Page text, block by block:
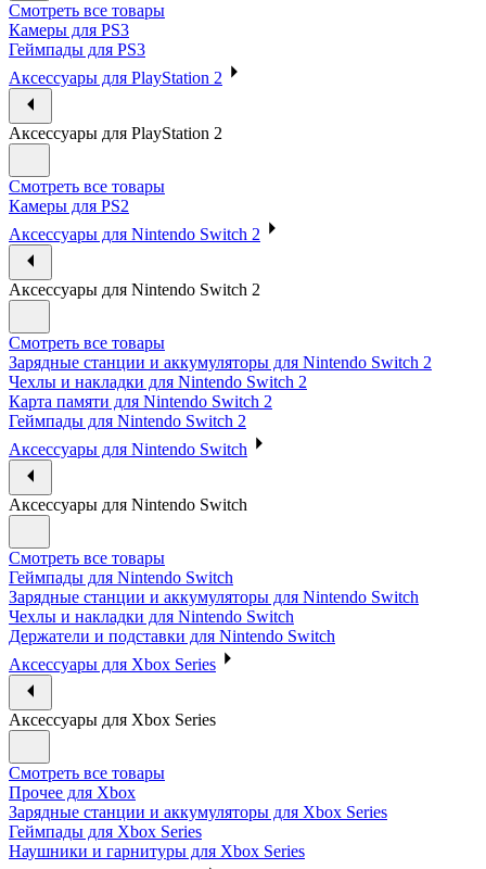
Смотреть все товары
Камеры для PS3
Геймпады для PS3
Аксессуары для PlayStation 2
Аксессуары для PlayStation 2
Смотреть все товары
Камеры для PS2
Аксессуары для Nintendo Switch 2
Аксессуары для Nintendo Switch 2
Смотреть все товары
Зарядные станции и аккумуляторы для Nintendo Switch 2
Чехлы и накладки для Nintendo Switch 2
Карта памяти для Nintendo Switch 2
Геймпады для Nintendo Switch 2
Аксессуары для Nintendo Switch
Аксессуары для Nintendo Switch
Смотреть все товары
Геймпады для Nintendo Switch
Зарядные станции и аккумуляторы для Nintendo Switch
Чехлы и накладки для Nintendo Switch
Держатели и подставки для Nintendo Switch
Аксессуары для Xbox Series
Аксессуары для Xbox Series
Смотреть все товары
Прочее для Xbox
Зарядные станции и аккумуляторы для Xbox Series
Геймпады для Xbox Series
Наушники и гарнитуры для Xbox Series